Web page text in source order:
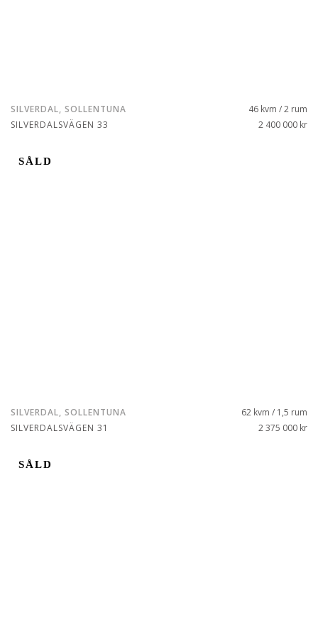
SILVERDAL, SOLLENTUNA
SILVERDALSVÄGEN 33
46 kvm / 2 rum
2 400 000 kr
SÅLD
SILVERDAL, SOLLENTUNA
SILVERDALSVÄGEN 31
62 kvm / 1,5 rum
2 375 000 kr
SÅLD